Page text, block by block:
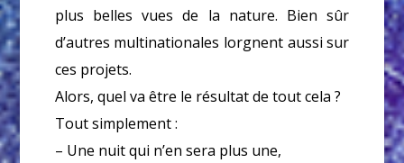
plus belles vues de la nature. Bien sûr
d’autres multinationales lorgnent aussi sur
ces projets.
Alors, quel va être le résultat de tout cela ?
Tout simplement :
– Une nuit qui n’en sera plus une,